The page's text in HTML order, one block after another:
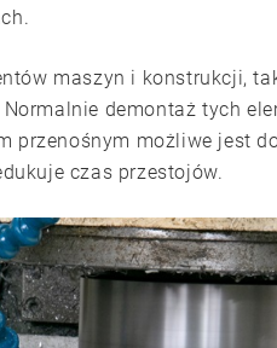
maszyn i konstrukcji,
demontaż tych
przenośnym możliwe jest
czas przestojów.